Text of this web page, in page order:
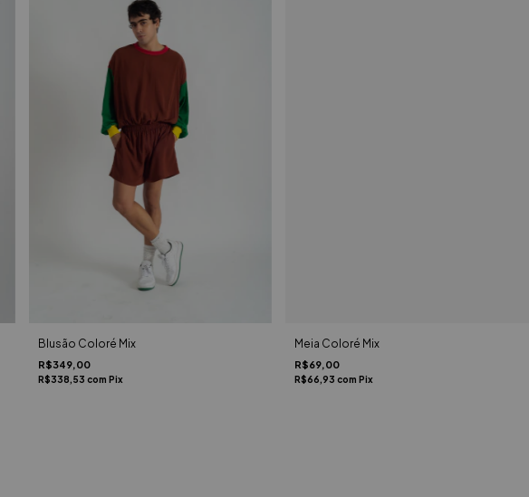
Blusão Coloré Mix
R$349,00
R$338,53 com Pix
Meia Coloré Mix
R$69,00
R$66,93com Pix